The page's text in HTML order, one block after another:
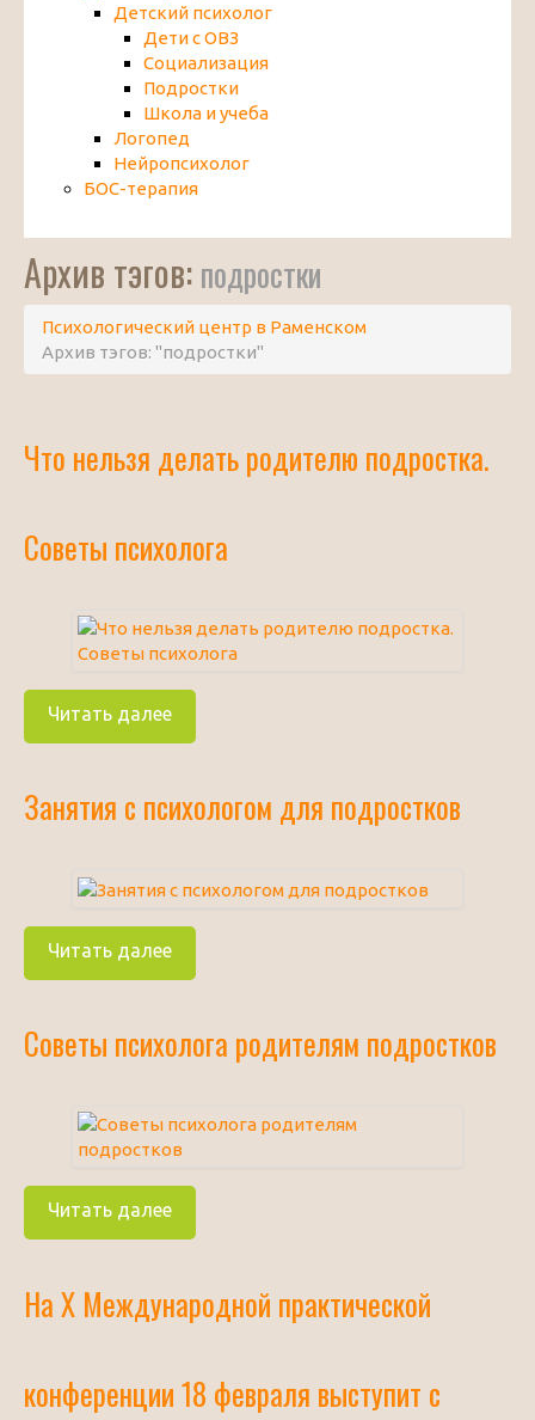
Детский психолог
Дети с ОВЗ
Социализация
Подростки
Школа и учеба
Логопед
Нейропсихолог
БОС-терапия
Архив тэгов: подростки
Психологический центр в Раменском
Архив тэгов: "подростки"
Что нельзя делать родителю подростка.
Советы психолога
Читать далее
Занятия с психологом для подростков
Читать далее
Советы психолога родителям подростков
Читать далее
На Х Международной практической
конференции 18 февраля выступит с